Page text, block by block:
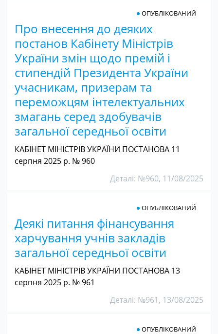
Про внесення до деяких
постанов Кабінету Міністрів
України змін щодо премій і
стипендій Президента України
учасникам, призерам та
переможцям інтелектуальних
змагань серед здобувачів
загальної середньої освіти
ОПУБЛІКОВАНИЙ
КАБІНЕТ МІНІСТРІВ УКРАЇНИ ПОСТАНОВА 11
серпня 2025 р. № 960
Деталі: №960, 11/08/2025
Деякі питання фінансування
харчування учнів закладів
загальної середньої освіти
ОПУБЛІКОВАНИЙ
КАБІНЕТ МІНІСТРІВ УКРАЇНИ ПОСТАНОВА 13
серпня 2025 р. № 961
Деталі: №961, 13/08/2025
ОПУБЛІКОВАНИЙ